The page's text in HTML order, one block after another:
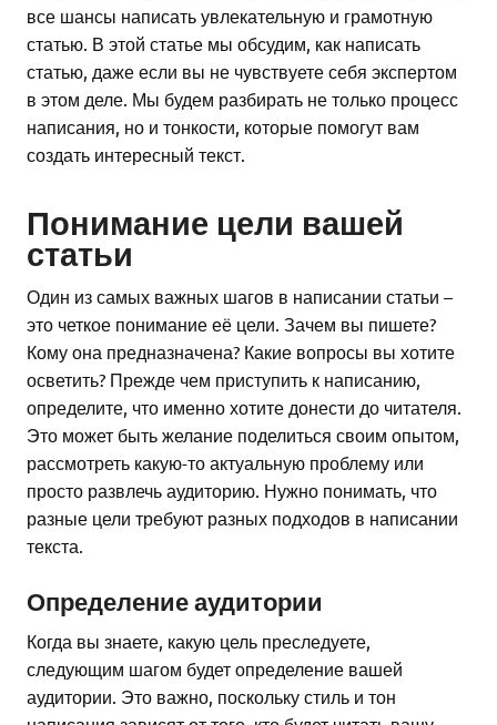
все шансы написать увлекательную и грамотную
статью. В этой статье мы обсудим, как написать
статью, даже если вы не чувствуете себя экспертом
в этом деле. Мы будем разбирать не только процесс
написания, но и тонкости, которые помогут вам
создать интересный текст.
Понимание цели вашей
статьи
Один из самых важных шагов в написании статьи –
это четкое понимание её цели. Зачем вы пишете?
Кому она предназначена? Какие вопросы вы хотите
осветить? Прежде чем приступить к написанию,
определите, что именно хотите донести до читателя.
Это может быть желание поделиться своим опытом,
рассмотреть какую-то актуальную проблему или
просто развлечь аудиторию. Нужно понимать, что
разные цели требуют разных подходов в написании
текста.
Определение аудитории
Когда вы знаете, какую цель преследуете,
следующим шагом будет определение вашей
аудитории. Это важно, поскольку стиль и тон